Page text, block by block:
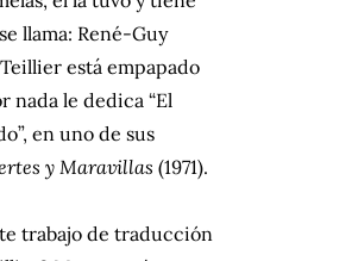
llama: René-Guy
está empapado
nada le dedica “El
en uno de sus
y Maravillas (1971).
trabajo de traducción